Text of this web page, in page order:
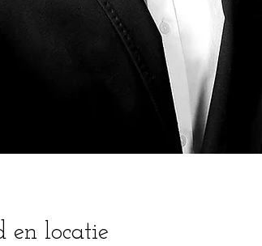
en locatie